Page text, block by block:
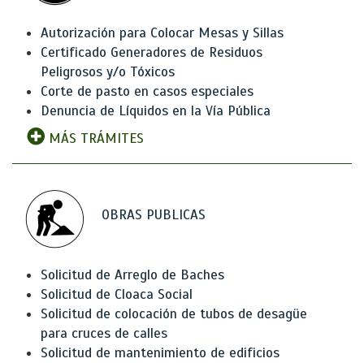
Autorización para Colocar Mesas y Sillas
Certificado Generadores de Residuos
Peligrosos y/o Tóxicos
Corte de pasto en casos especiales
Denuncia de Líquidos en la Vía Pública
MÁS TRÁMITES
OBRAS PUBLICAS
Solicitud de Arreglo de Baches
Solicitud de Cloaca Social
Solicitud de colocación de tubos de desagüe
para cruces de calles
Solicitud de mantenimiento de edificios